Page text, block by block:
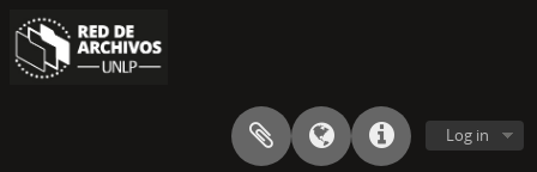
Log in